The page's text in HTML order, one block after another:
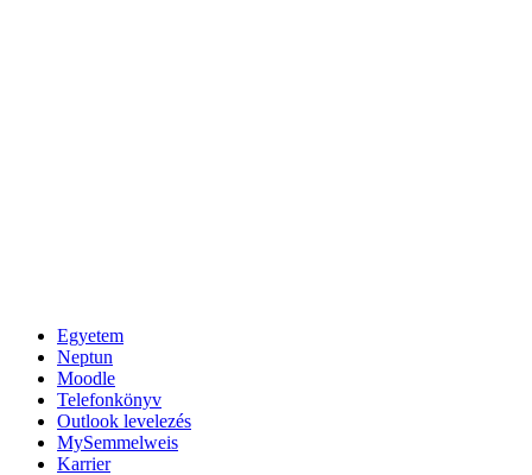
Egyetem
Neptun
Moodle
Telefonkönyv
Outlook levelezés
MySemmelweis
Karrier